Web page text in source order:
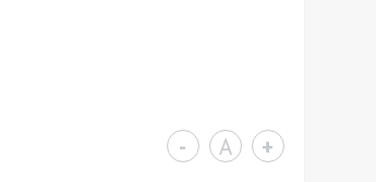
- A +